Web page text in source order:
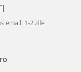
email: 1-2 zile